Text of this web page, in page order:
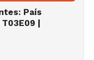
País
|